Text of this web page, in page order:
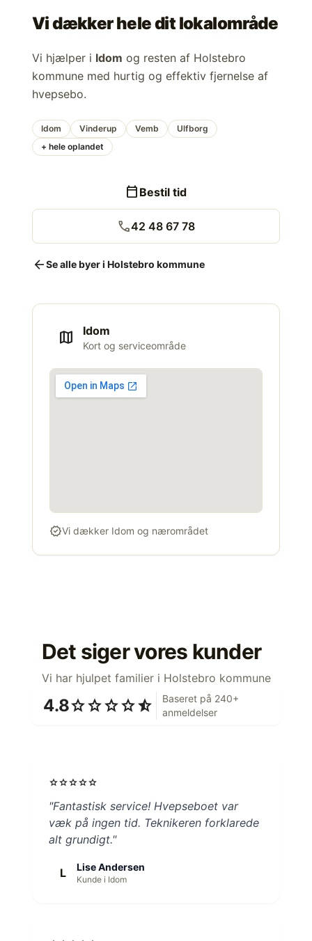
Vi dækker hele dit lokalområde
Vi hjælper i Idom og resten af Holstebro
kommune med hurtig og effektiv fjernelse af
hvepsebo.
Idom Vinderup Vemb
Ulfborg
+ hele oplandet
calendar_today Bestil tid
call42 48 67 78
arrow_backSe alle byer i Holstebro kommune
map Idom
Kort og serviceområde
verifiedVi dækker Idom og nærområdet
Det siger vores kunder
Vi har hjulpet familier i Holstebro kommune
4.8starstarstarstarstar_half
Baseret på 240+
anmeldelser
starstarstarstarstar
"Fantastisk service! Hvepseboet var
væk på ingen tid. Teknikeren forklarede
alt grundigt."
L Lise Andersen
Kunde i Idom